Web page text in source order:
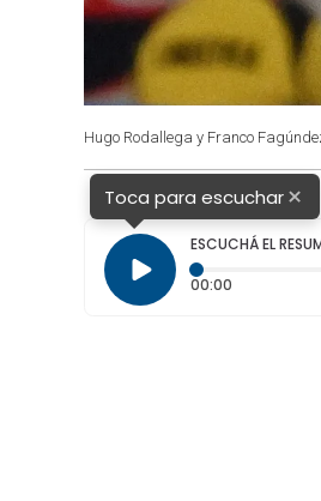
Hugo Rodallega y Franco
Toca para escuchar×
ESCUCHÁ EL
00:00